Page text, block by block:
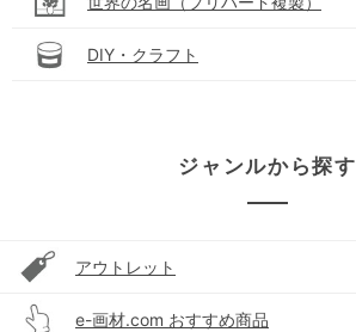
DIY・クラフト
ジャンルから探す
アウトレット
e-画材.com おすすめ商品